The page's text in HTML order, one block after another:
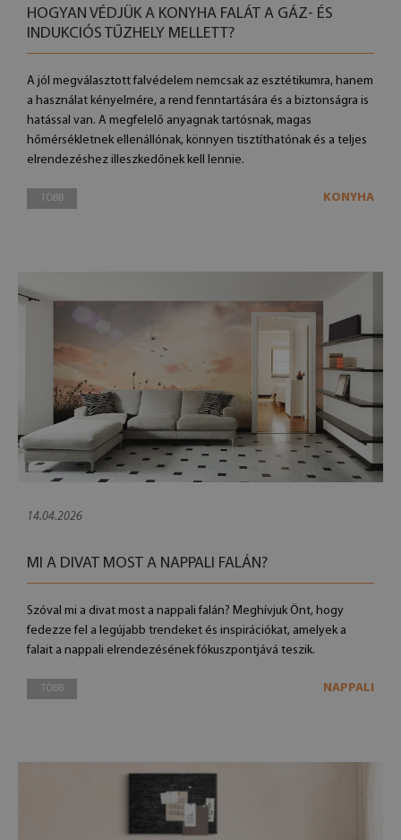
HOGYAN VÉDJÜK A KONYHA FALÁT A GÁZ- ÉS
INDUKCIÓS TŰZHELY MELLETT?
A jól megválasztott falvédelem nemcsak az esztétikumra, hanem
a használat kényelmére, a rend fenntartására és a biztonságra is
hatással van. A megfelelő anyagnak tartósnak, magas
hőmérsékletnek ellenállónak, könnyen tisztíthatónak és a teljes
elrendezéshez illeszkedőnek kell lennie.
TÖBB KONYHA
14.04.2026
MI A DIVAT MOST A NAPPALI FALÁN?
Szóval mi a divat most a nappali falán? Meghívjuk Önt, hogy
fedezze fel a legújabb trendeket és inspirációkat, amelyek a
falait a nappali elrendezésének fókuszpontjává teszik.
TÖBB NAPPALI